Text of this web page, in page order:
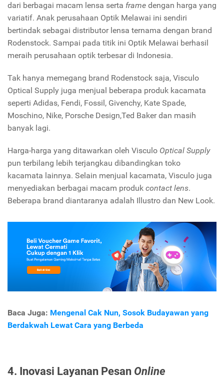
dari berbagai macam lensa serta frame dengan harga yang
variatif. Anak perusahaan Optik Melawai ini sendiri
bertindak sebagai distributor lensa ternama dengan brand
Rodenstock. Sampai pada titik ini Optik Melawai berhasil
meraih perusahaan optik terbesar di Indonesia.
Tak hanya memegang brand Rodenstock saja, Visculo
Optical Supply juga menjual beberapa produk kacamata
seperti Adidas, Fendi, Fossil, Givenchy, Kate Spade,
Moschino, Nike, Porsche Design,Ted Baker dan masih
banyak lagi.
Harga-harga yang ditawarkan oleh Visculo Optical Supply
pun terbilang lebih terjangkau dibandingkan toko
kacamata lainnya. Selain menjual kacamata, Visculo juga
menyediakan berbagai macam produk contact lens.
Beberapa brand diantaranya adalah Illustro dan New Look.
Baca Juga: Mengenal Cak Nun, Sosok Budayawan yang
Berdakwah Lewat Cara yang Berbeda
4. Inovasi Layanan Pesan Online